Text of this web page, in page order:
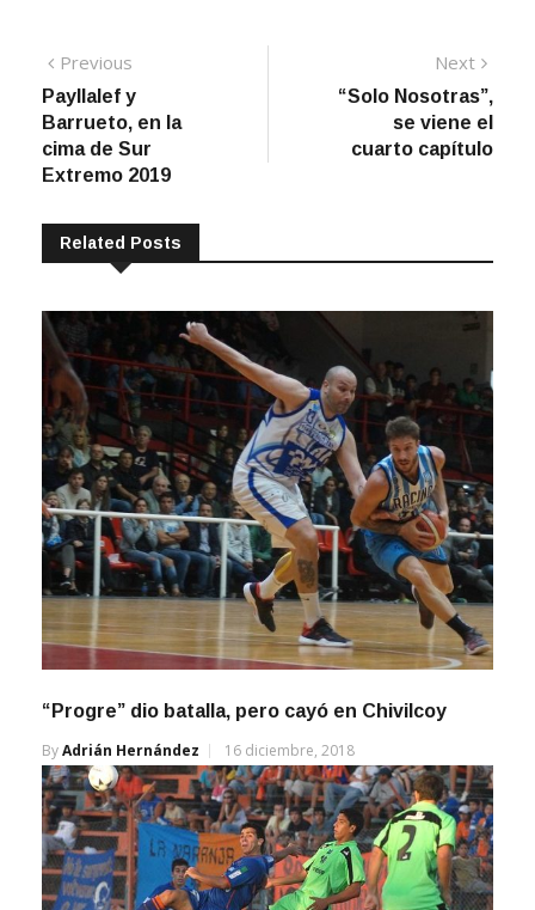
de
entradas
Payllalef y
Barrueto, en la
cima de Sur
Extremo 2019
“Solo Nosotras”,
se viene el
cuarto capítulo
By Adrián Hernández 16 diciembre, 2018